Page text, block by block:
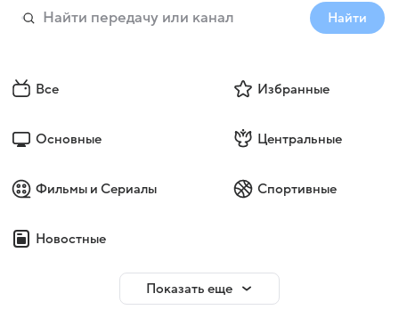
Найти
Все Избранные
Основные Центральные
Фильмы и Сериалы Спортивные
Новостные
Показать еще